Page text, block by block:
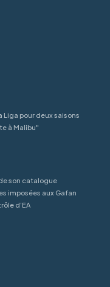
Liga pour deux saisons
à Malibu"
son catalogue
imposées aux Gafan
d’EA